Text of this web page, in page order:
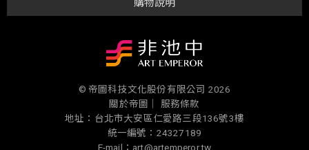
購物說明
© 帝圖科技文化股份有限公司 2026
關於帝圖｜
服務條款
地址：台北市大安區仁愛路三段136號3樓
統一編號：24327189
E-mail：art@artemperor.tw